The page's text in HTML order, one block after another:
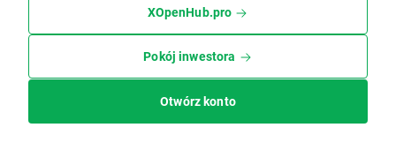
XOpenHub.pro
Pokój inwestora
Otwórz konto